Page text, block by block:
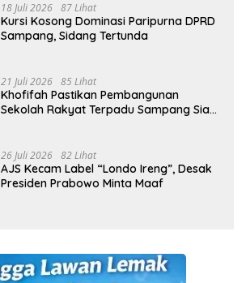
18 Juli 2026 87 Lihat
Kursi Kosong Dominasi Paripurna DPRD
Sampang, Sidang Tertunda
21 Juli 2026 85 Lihat
Khofifah Pastikan Pembangunan
Sekolah Rakyat Terpadu Sampang Siap
26 Juli 2026 82 Lihat
AJS Kecam Label “Londo Ireng”, Desak
Presiden Prabowo Minta Maaf